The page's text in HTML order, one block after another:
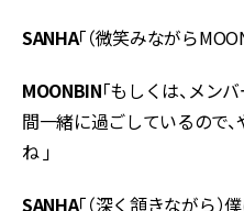
SANHA「（微笑みながら
MOONBIN「もしくは、メン
間一緒に過ごしているので
ね 」
SANHA「（深く頷きながら）